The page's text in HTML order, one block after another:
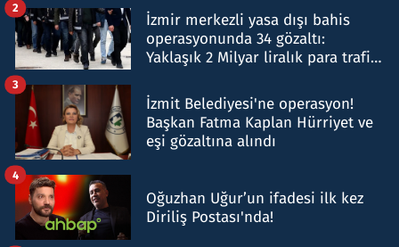
İzmir merkezli yasa dışı bahis
operasyonunda 34 gözaltı:
Yaklaşık 2 Milyar liralık para trafiği
2
İzmit Belediyesi'ne operasyon!
Başkan Fatma Kaplan Hürriyet ve
eşi gözaltına alındı
3
Oğuzhan Uğur’un ifadesi ilk kez
Diriliş Postası'nda!
4